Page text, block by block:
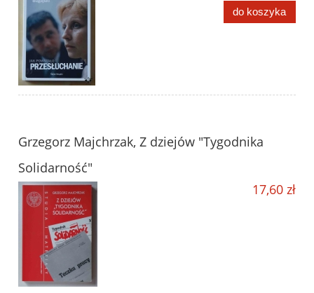
do koszyka
Grzegorz Majchrzak, Z dziejów "Tygodnika
Solidarność"
17,60 zł